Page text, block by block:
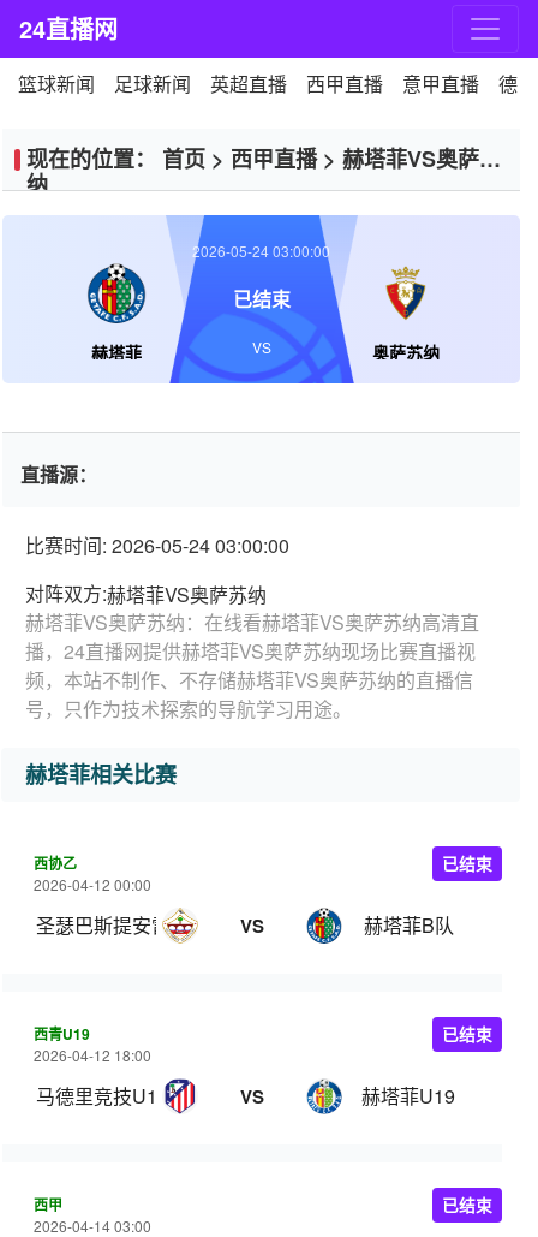
24直播网
篮球新闻 足球新闻 英超直播 西甲直播 意甲直播 德
现在的位置： 首页 > 西甲直播> 赫塔菲VS奥萨苏
纳
赫塔菲 奥萨苏纳
2026-05-24 03:00:00
已结束
VS
直播源：
比赛时间: 2026-05-24 03:00:00
对阵双方:赫塔菲VS奥萨苏纳
赫塔菲VS奥萨苏纳：在线看赫塔菲VS奥萨苏纳高清直
播，24直播网提供赫塔菲VS奥萨苏纳现场比赛直播视
频，本站不制作、不存储赫塔菲VS奥萨苏纳的直播信
号，只作为技术探索的导航学习用途。
赫塔菲相关比赛
西协乙
2026-04-12 00:00
圣瑟巴斯提安雷耶斯 VS 赫塔菲B队
已结束
西青U19
2026-04-12 18:00
马德里竞技U19 VS 赫塔菲U19
已结束
西甲
2026-04-14 03:00
已结束